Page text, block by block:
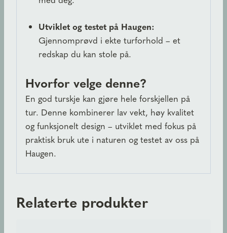
Utviklet og testet på Haugen:
Gjennomprøvd i ekte turforhold – et
redskap du kan stole på.
Hvorfor velge denne?
En god turskje kan gjøre hele forskjellen på
tur. Denne kombinerer lav vekt, høy kvalitet
og funksjonelt design – utviklet med fokus på
praktisk bruk ute i naturen og testet av oss på
Haugen.
Relaterte produkter